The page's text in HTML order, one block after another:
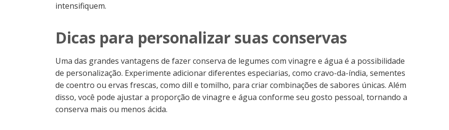
intensifiquem.
Dicas para personalizar suas conservas
Uma das grandes vantagens de fazer conserva de legumes com vinagre e água é a possibilidade
de personalização. Experimente adicionar diferentes especiarias, como cravo-da-índia, sementes
de coentro ou ervas frescas, como dill e tomilho, para criar combinações de sabores únicas. Além
disso, você pode ajustar a proporção de vinagre e água conforme seu gosto pessoal, tornando a
conserva mais ou menos ácida.